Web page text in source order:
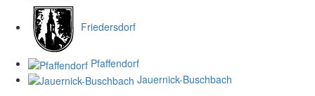
Friedersdorf
Pfaffendorf
Jauernick-Buschbach